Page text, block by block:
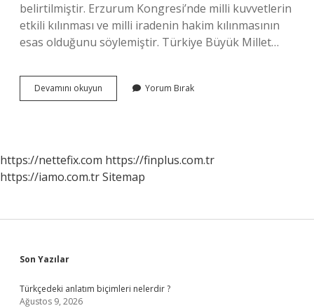
belirtilmiştir. Erzurum Kongresi’nde milli kuvvetlerin
etkili kılınması ve milli iradenin hakim kılınmasının
esas olduğunu söylemiştir. Türkiye Büyük Millet…
Devamını okuyun
Iradeyi
Demek
Yorum Bırak
https://nettefix.com https://finplus.com.tr
https://iamo.com.trSitemap
Sidebar
Son Yazılar
Türkçedeki anlatım biçimleri nelerdir ?
Ağustos 9, 2026